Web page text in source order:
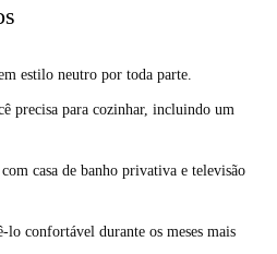
estilo neutro por toda parte.
precisa para cozinhar, incluindo um
casa de banho privativa e televisão
lo confortável durante os meses mais